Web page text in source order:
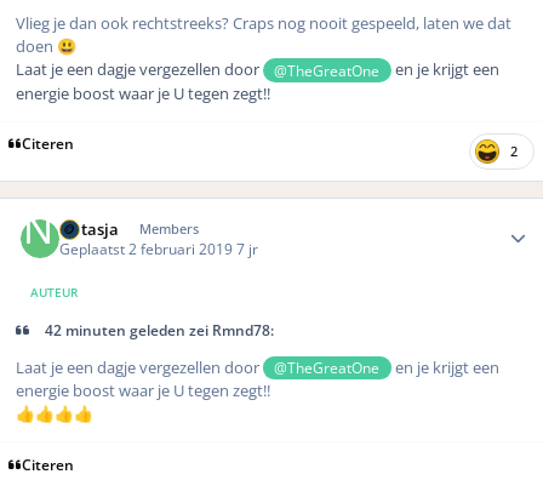
Vlieg je dan ook rechtstreeks? Craps nog nooit gespeeld, laten we dat
doen 😃
Laat je een dagje vergezellen door @TheGreatOne
en je krijgt een
energie boost waar je U tegen zegt!!
Citeren 2
Natasja Members
Geplaatst 2 februari 20197 jr
AUTEUR
42 minuten geleden zei Rmnd78:
Laat je een dagje vergezellen door @TheGreatOne
en je krijgt een
energie boost waar je U tegen zegt!!
👍👍👍👍
Citeren